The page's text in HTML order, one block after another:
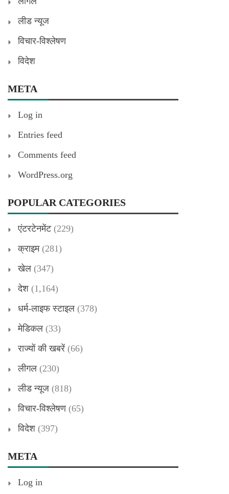
लीड न्यूज
विचार-विश्लेषण
विदेश
META
Log in
Entries feed
Comments feed
WordPress.org
POPULAR CATEGORIES
एंटरटेनमेंट(229)
क्राइम(281)
खेल (347)
देश (1,164)
धर्म-लाइफ स्टाइल (378)
मेडिकल (33)
राज्यों की खबरें (66)
लीगल (230)
लीड न्यूज (818)
विचार-विश्लेषण(65)
विदेश (397)
META
Log in